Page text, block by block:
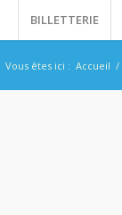
BILLETTERIE
Vous êtes ici : Accueil /